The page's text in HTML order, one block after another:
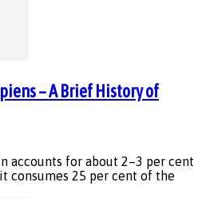
– A Brief History of
accounts for about 2–3 per cent
consumes 25 per cent of the